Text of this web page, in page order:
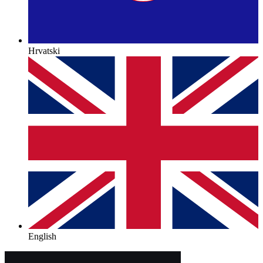
Hrvatski
English